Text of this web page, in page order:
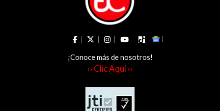
¡Conoce más de nosotros!
›› Clic Aquí ‹‹